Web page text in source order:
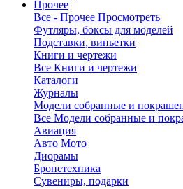
Прочее
Все - Прочее Просмотреть
Футляры, боксы для моделей
Подставки, виньетки
Книги и чертежи
Все Книги и чертежи
Каталоги
Журналы
Модели собранные и
Все Модели собранные и
Авиация
Авто Мото
Диорамы
Бронетехника
Сувениры, подарки